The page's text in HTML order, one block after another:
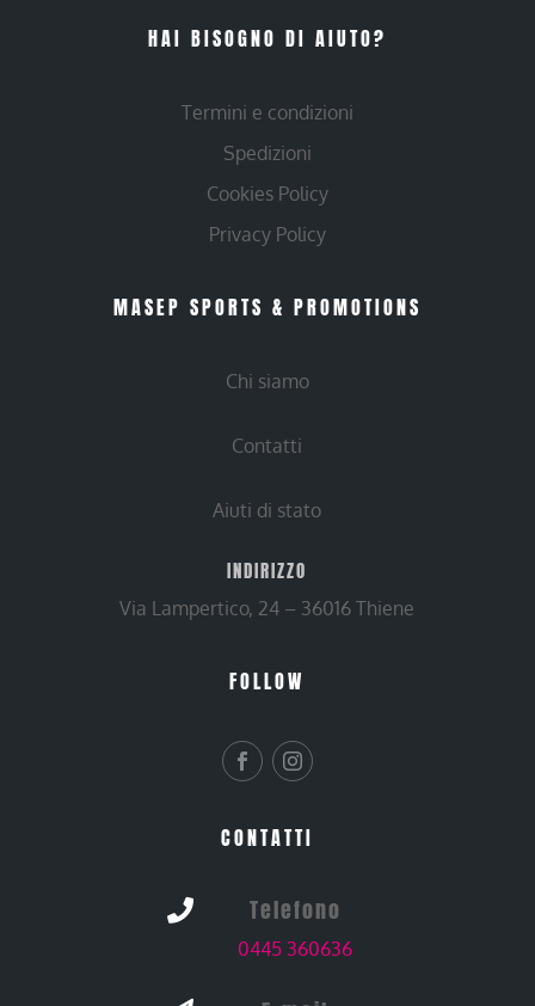
HAI BISOGNO DI AIUTO?
Termini e condizioni
Spedizioni
Cookies Policy
Privacy Policy
MASEP SPORTS & PROMOTIONS
Chi siamo
Contatti
Aiuti di stato
INDIRIZZO
Via Lampertico, 24 – 36016 Thiene
FOLLOW
CONTATTI
 Telefono
0445 360636